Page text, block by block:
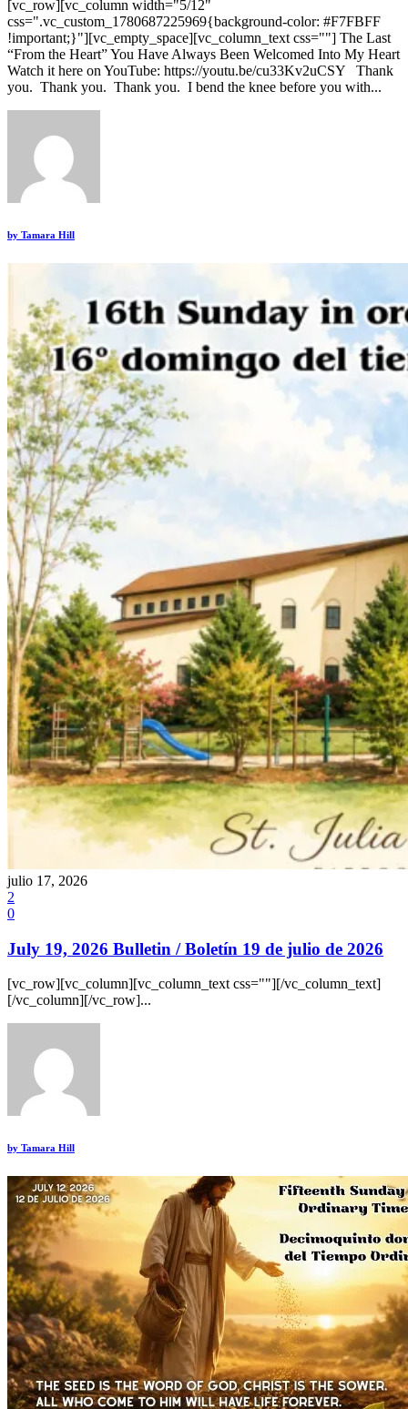
[vc_row][vc_column width="5/12"
css=".vc_custom_1780687225969{background-color: #F7FBFF
!important;}"][vc_empty_space][vc_column_text css=""] The Last
“From the Heart” You Have Always Been Welcomed Into My Heart
Watch it here on YouTube: https://youtu.be/cu33Kv2uCSY Thank
you. Thank you. Thank you. I bend the knee before you with...
by Tamara Hill
julio 17, 2026
2
0
July 19, 2026 Bulletin / Boletín 19 de julio de 2026
[vc_row][vc_column][vc_column_text css=""][/vc_column_text]
[/vc_column][/vc_row]...
by Tamara Hill